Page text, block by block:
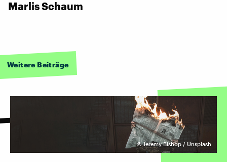
Marlis Schaum
Weitere Beiträge
©Jeremy Bishop / Unsplash